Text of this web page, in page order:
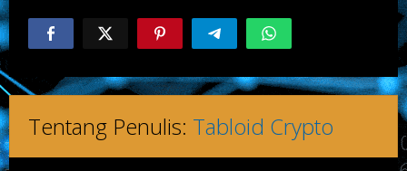
Tentang Penulis: Tabloid Crypto